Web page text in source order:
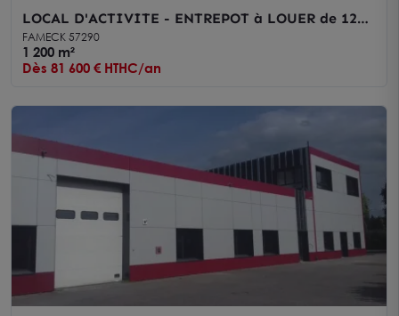
LOCAL D'ACTIVITE - ENTREPOT à LOUER de 1200
m²
FAMECK 57290
1 200 m²
Dès 81 600 € HTHC/an